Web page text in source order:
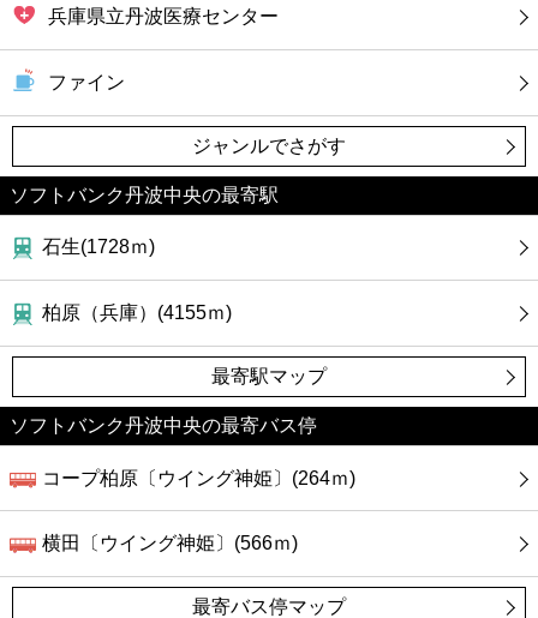
銀行
公共
兵庫県立丹波医療センター
ファイン
ジャンルでさがす
ソフトバンク丹波中央の最寄駅
石生(1728ｍ)
柏原（兵庫）(4155ｍ)
最寄駅マップ
ソフトバンク丹波中央の最寄バス停
コープ柏原〔ウイング神姫〕(264ｍ)
横田〔ウイング神姫〕(566ｍ)
最寄バス停マップ